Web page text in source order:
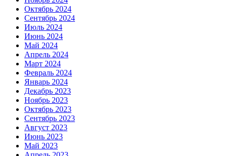
Октябрь 2024
Сентябрь 2024
Июль 2024
Июнь 2024
Май 2024
Апрель 2024
Март 2024
Февраль 2024
Январь 2024
Декабрь 2023
Ноябрь 2023
Октябрь 2023
Сентябрь 2023
Август 2023
Июнь 2023
Май 2023